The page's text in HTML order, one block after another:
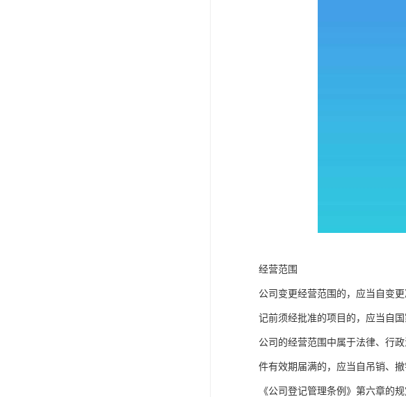
经营范围
公司变更经营范围的，应当自变
记前须经批准的项目的，应当自
公司的经营范围中属于法律、行
件有效期届满的，应当自吊销、
《公司登记管理条例》第六章的